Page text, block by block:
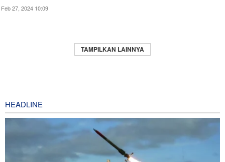
Feb 27, 2024 10:09
TAMPILKAN LAINNYA
HEADLINE